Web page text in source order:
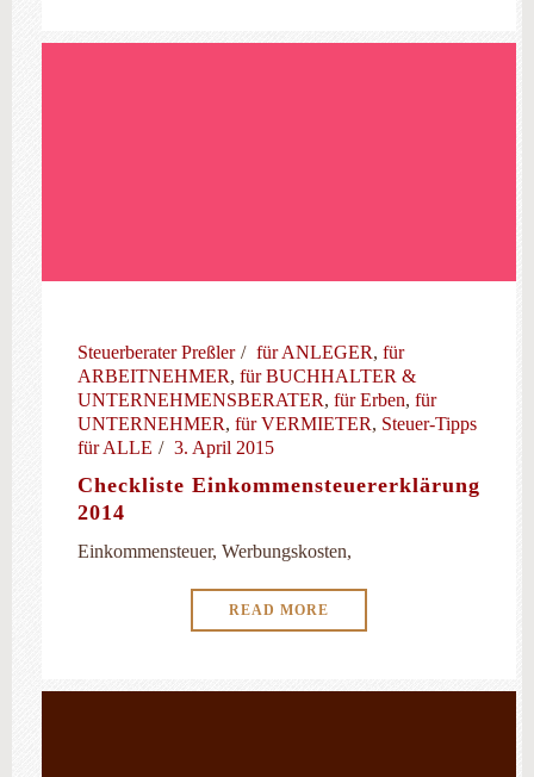
Steuerberater Preßler für ANLEGER, für
ARBEITNEHMER, für BUCHHALTER &
UNTERNEHMENSBERATER, für Erben, für
UNTERNEHMER, für VERMIETER, Steuer-Tipps
für ALLE
3. April 2015
Checkliste Einkommensteuererklärung
2014
Einkommensteuer, Werbungskosten,
READ MORE